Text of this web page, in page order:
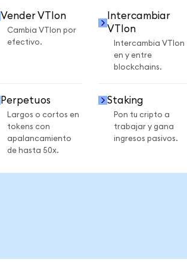
Vender VTIon
Cambia VTIon por
efectivo.
Intercambiar
VTIon
Intercambia VTIon
en y entre
blockchains.
Perpetuos
Largos o cortos en
tokens con
apalancamiento
de hasta 50x.
Staking
Pon tu cripto a
trabajar y gana
ingresos pasivos.